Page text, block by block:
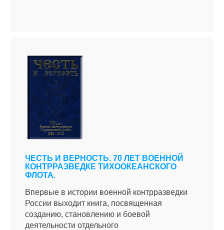
ЧЕСТЬ И ВЕРНОСТЬ. 70 ЛЕТ ВОЕННОЙ
КОНТРРАЗВЕДКЕ ТИХООКЕАНСКОГО
ФЛОТА.
Впервые в истории военной контрразведки
России выходит книга, посвященная
созданию, становлению и боевой
деятельности отдельного